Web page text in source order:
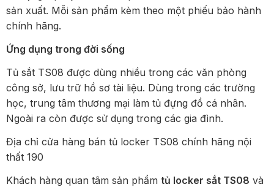
sản xuất. Mỗi sản phẩm kèm theo một phiếu bảo hành
chính hãng.
Ứng dụng trong đời sống
Tủ sắt TS08 được dùng nhiều trong các văn phòng
công sở, lưu trữ hồ sơ tài liệu. Dùng trong các trường
học, trung tâm thương mại làm tủ đựng đồ cá nhân.
Ngoài ra còn được sử dụng trong các gia đình.
Địa chỉ cửa hàng bán tủ locker TS08 chính hãng nội
thất 190
Khách hàng quan tâm sản phẩm tủ locker sắt TS08 và